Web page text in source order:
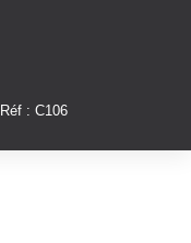
Réf : C106